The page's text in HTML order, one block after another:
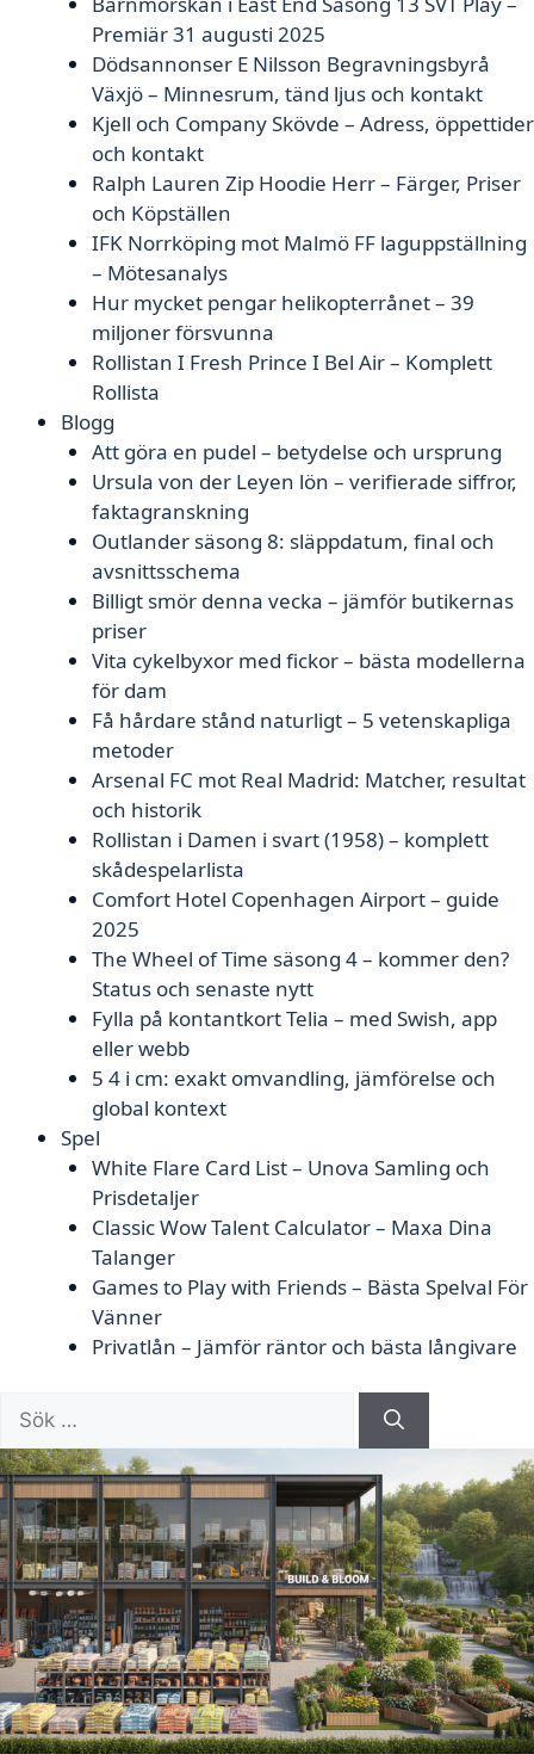
Premiär 31 augusti 2025
Dödsannonser E Nilsson Begravningsbyrå
Växjö – Minnesrum, tänd ljus och kontakt
Kjell och Company Skövde – Adress, öppettider
och kontakt
Ralph Lauren Zip Hoodie Herr – Färger, Priser
och Köpställen
IFK Norrköping mot Malmö FF laguppställning
– Mötesanalys
Hur mycket pengar helikopterrånet – 39
miljoner försvunna
Rollistan I Fresh Prince I Bel Air – Komplett
Rollista
Blogg
Att göra en pudel – betydelse och ursprung
Ursula von der Leyen lön – verifierade siffror,
faktagranskning
Outlander säsong 8: släppdatum, final och
avsnittsschema
Billigt smör denna vecka – jämför butikernas
priser
Vita cykelbyxor med fickor – bästa modellerna
för dam
Få hårdare stånd naturligt – 5 vetenskapliga
metoder
Arsenal FC mot Real Madrid: Matcher, resultat
och historik
Rollistan i Damen i svart (1958) – komplett
skådespelarlista
Comfort Hotel Copenhagen Airport – guide
2025
The Wheel of Time säsong 4 – kommer den?
Status och senaste nytt
Fylla på kontantkort Telia – med Swish, app
eller webb
5 4 i cm: exakt omvandling, jämförelse och
global kontext
Spel
White Flare Card List – Unova Samling och
Prisdetaljer
Classic Wow Talent Calculator – Maxa Dina
Talanger
Games to Play with Friends – Bästa Spelval För
Vänner
Privatlån – Jämför räntor och bästa långivare
Sök
efter: